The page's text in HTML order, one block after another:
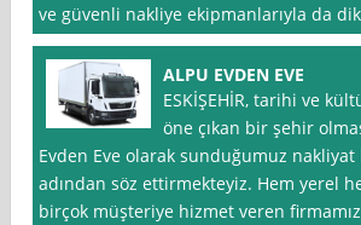
ve güvenli nakliye ekipmanlarıyla da
ALPU EVDEN EVE
ESKİŞEHİR, tarihi ve
öne çıkan bir şehir
Evden Eve olarak sunduğumuz
adından söz ettirmekteyiz. Hem yerel
birçok müşteriye hizmet veren